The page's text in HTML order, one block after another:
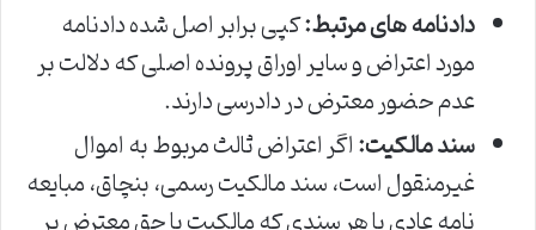
دادنامه های مرتبط:کپی برابر اصل شده دادنامه
مورد اعتراض و سایر اوراق پرونده اصلی که دلالت بر
عدم حضور معترض در دادرسی دارند.
سند مالکیت:اگر اعتراض ثالث مربوط به اموال
غیرمنقول است، سند مالکیت رسمی، بنچاق، مبایعه